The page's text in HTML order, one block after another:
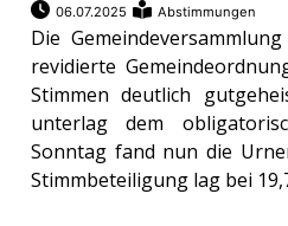
Stellen
06.07.2025 Abstimmungen
Die
revidierte
Stimmen deutlich
unterlag dem
Sonntag fand nun die
Stimmbeteiligung lag bei